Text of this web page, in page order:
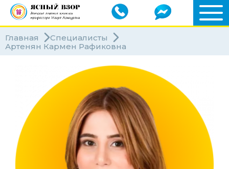
Главная
Специалисты
Артенян Кармен Рафиковна